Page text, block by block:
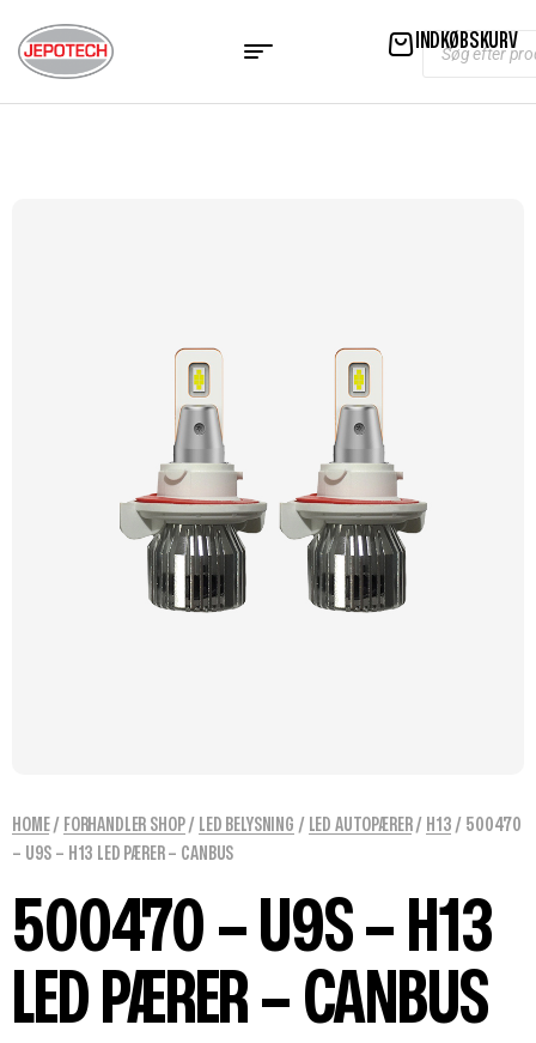
INDKØBSKURV
HOME/ FORHANDLER SHOP/ LED BELYSNING / LED AUTOPÆRER/ H13 / 500470
– U9S – H13 LED PÆRER – CANBUS
500470 – U9S – H13
LED PÆRER – CANBUS